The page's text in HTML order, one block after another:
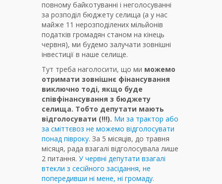
повному байкотуванні і неголосуванні
за розподіл бюджету селища (а у нас
майже 11 нерозподілених мільйонів
податків громадян станом на кінець
червня), ми будемо залучати зовнішні
інвестиції в наше селище.
Тут треба наголосити, що ми можемо
отримати зовнішнє фінансування
виключно тоді, якщо буде
співфінансування з бюджету
селища. Тобто депутати мають
відголосувати (!!!). Ми за трактор або
за сміттєвоз не можемо відголосувати
понад півроку. За 5 місяців, до травня
місяця, рада взагалі відголосувала лише
2 питання. У червні депутати взагалі
втекли з сесійного засідання, не
попередивши ні мене, ні громаду.